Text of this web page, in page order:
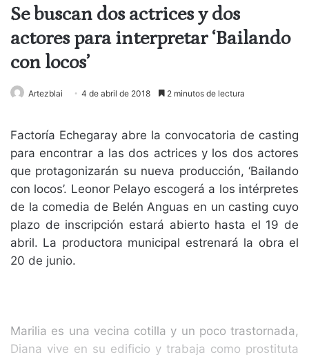
Se buscan dos actrices y dos
actores para interpretar ‘Bailando
con locos’
Artezblai 4 de abril de 2018 2 minutos de lectura
Factoría Echegaray abre la convocatoria de casting
para encontrar a las dos actrices y los dos actores
que protagonizarán su nueva producción, ‘Bailando
con locos’. Leonor Pelayo escogerá a los intérpretes
de la comedia de Belén Anguas en un casting cuyo
plazo de inscripción estará abierto hasta el 19 de
abril. La productora municipal estrenará la obra el
20 de junio.
Marilia es una vecina cotilla y un poco trastornada,
Diana vive en su edificio y trabaja como prostituta